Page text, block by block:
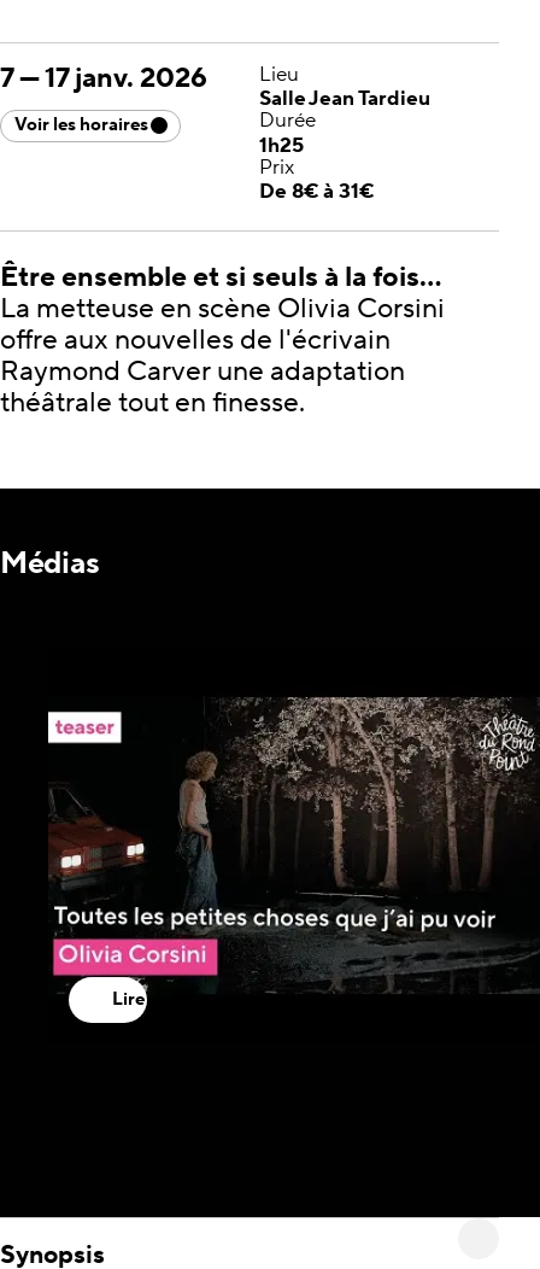
7—17 janv. 2026
Voir les horaires
Lieu
Salle Jean Tardieu
Durée
1h25
Prix
De 8€ à 31€
Être ensemble et si seuls à la fois…
La metteuse en scène Olivia Corsini
offre aux nouvelles de l'écrivain
Raymond Carver une adaptation
théâtrale tout en finesse.
Médias
Lire
Synopsis